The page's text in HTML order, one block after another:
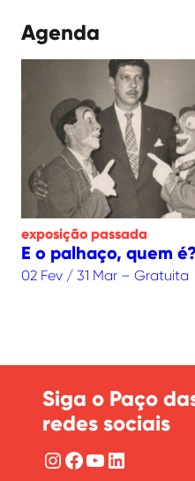
Agenda
exposição passada
E o palhaço, quem
02 Fev / 31 Mar – Gratuita
Siga o Paço
redes sociais
Instagram
Facebook
YouTube
LinkedIn